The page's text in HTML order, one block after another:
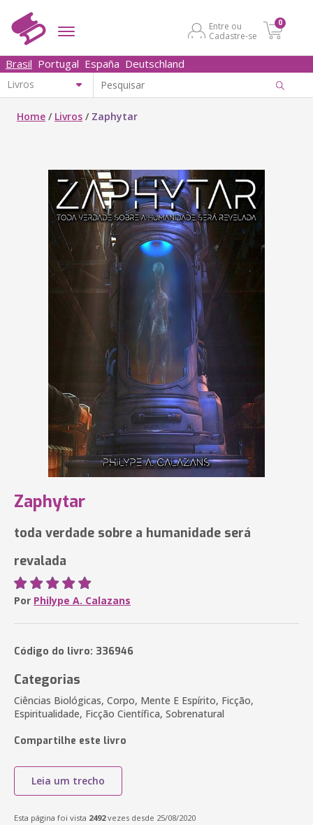
Entre ou
Cadastre-se
0
Brasil Portugal España Deutschland
Home / Livros / Zaphytar
Zaphytar
toda verdade sobre a humanidade será
revalada
Por Philype A. Calazans
Código do livro: 336946
Categorias
Ciências Biológicas, Corpo, Mente E Espírito, Ficção,
Espiritualidade, Ficção Científica, Sobrenatural
Compartilhe este livro
Leia um trecho
Esta página foi vista 2492vezes desde 25/08/2020